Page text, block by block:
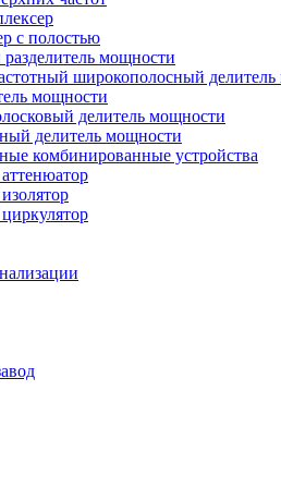
с полостью
разделитель мощности
широкополосный
мощности
делитель мощности
делитель мощности
комбинированные устройства